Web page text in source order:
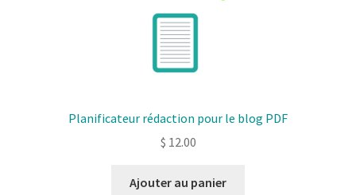
Planificateur rédaction pour le blog PDF
$ 12.00
Ajouter au panier